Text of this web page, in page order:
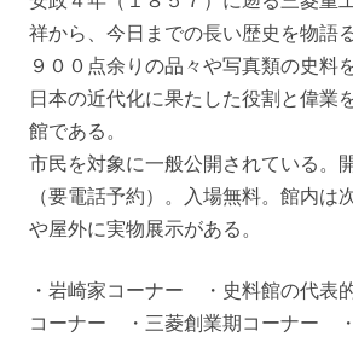
祥から、今日までの長い歴史を物語
９００点余りの品々や写真類の史料
日本の近代化に果たした役割と偉業
館である。
市民を対象に一般公開されている。
（要電話予約）。入場無料。館内は
や屋外に実物展示がある。
・岩崎家コーナー ・史料館の代
コーナー ・三菱創業期コーナー